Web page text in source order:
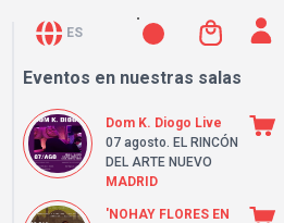
ES
Eventos en nuestras salas
Dom K. Diogo Live
07 agosto. EL RINCÓN
DEL ARTE NUEVO
MADRID
'NOHAY FLORES EN